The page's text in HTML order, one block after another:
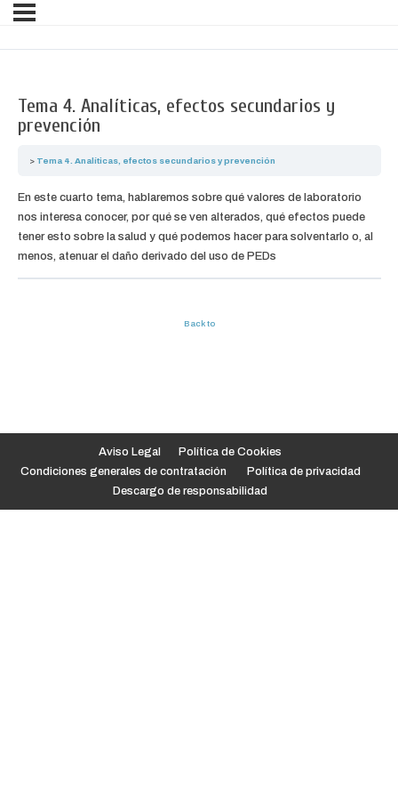
Tema 4. Analíticas, efectos secundarios y
prevención
Tema 4. Analíticas, efectos secundarios y prevención
En este cuarto tema, hablaremos sobre qué valores de laboratorio
nos interesa conocer, por qué se ven alterados, qué efectos puede
tener esto sobre la salud y qué podemos hacer para solventarlo o, al
menos, atenuar el daño derivado del uso de PEDs
Back to
Aviso Legal
Política de Cookies
Condiciones generales de contratación
Política de privacidad
Descargo de responsabilidad